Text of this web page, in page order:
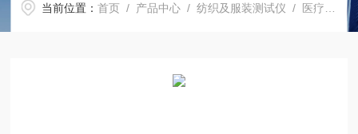
当前位置：首页 / 产品中心 /纺织及服装测试仪 / 医疗弹力袜压力测试仪